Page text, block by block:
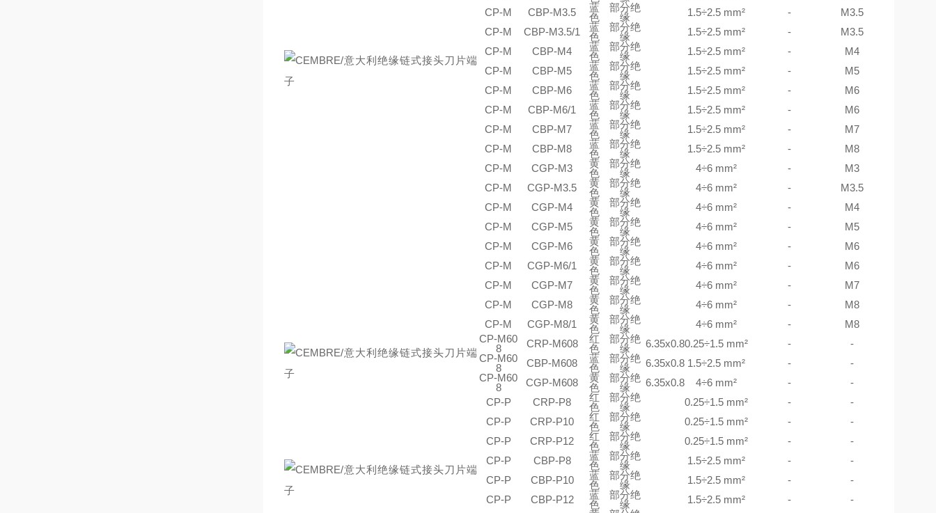
CP-M
CBP-M3.5
蓝
色
部分绝
缘
1.5÷2.5 mm² -
M3.5
CP-M
CBP-M3.5/1
蓝
色
部分绝
缘
1.5÷2.5 mm² -
M3.5
CP-M
CBP-M4
蓝
色
部分绝
缘
1.5÷2.5 mm² -
M4
CP-M
CBP-M5
蓝
色
部分绝
缘
1.5÷2.5 mm² -
M5
CP-M
CBP-M6
蓝
色
部分绝
缘
1.5÷2.5 mm² -
M6
CP-M
CBP-M6/1
蓝
色
部分绝
缘
1.5÷2.5 mm² -
M6
CP-M
CBP-M7
蓝
色
部分绝
缘
1.5÷2.5 mm² -
M7
CP-M
CBP-M8
蓝
色
部分绝
缘
1.5÷2.5 mm² -
M8
CP-M
CGP-M3
黄
色
部分绝
缘
4÷6 mm² -
M3
CP-M
CGP-M3.5
黄
色
部分绝
缘
4÷6 mm² -
M3.5
CP-M
CGP-M4
黄
色
部分绝
缘
4÷6 mm² -
M4
CP-M
CGP-M5
黄
色
部分绝
缘
4÷6 mm² -
M5
CP-M
CGP-M6
黄
色
部分绝
缘
4÷6 mm² -
M6
CP-M
CGP-M6/1
黄
色
部分绝
缘
4÷6 mm² -
M6
CP-M
CGP-M7
黄
色
部分绝
缘
4÷6 mm² -
M7
CP-M
CGP-M8
黄
色
部分绝
缘
4÷6 mm² -
M8
CP-M
CGP-M8/1
黄
色
部分绝
缘
4÷6 mm² -
M8
CP-M60
8
CRP-M608
红
色
部分绝
缘
6.35x0.80.25÷1.5 mm² -
-
CP-M60
8
CBP-M608
蓝
色
部分绝
缘
6.35x0.8 1.5÷2.5 mm² -
-
CP-M60
8
CGP-M608
黄
色
部分绝
缘
6.35x0.8 4÷6 mm² -
-
CP-P
CRP-P8
红
色
部分绝
缘
0.25÷1.5 mm² -
-
CP-P
CRP-P10
红
色
部分绝
缘
0.25÷1.5 mm² -
-
CP-P
CRP-P12
红
色
部分绝
缘
0.25÷1.5 mm² -
-
CP-P
CBP-P8
蓝
色
部分绝
缘
1.5÷2.5 mm² -
-
CP-P
CBP-P10
蓝
色
部分绝
缘
1.5÷2.5 mm² -
-
CP-P
CBP-P12
蓝
色
部分绝
缘
1.5÷2.5 mm² -
-